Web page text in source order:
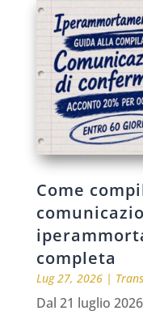
Come
completa
Lug 27, 2026|
Dal 21 luglio